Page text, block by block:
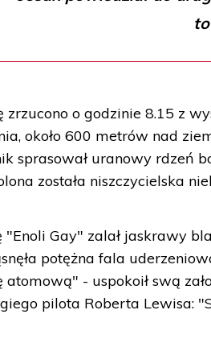
zrzucono o godzinie 8.15 z
około 600 metrów nad
sprasował uranowy rdzeń
została niszczycielska
"Enoli Gay" zalał jaskrawy
potężna fala
atomową" - uspokoił swą
pilota Roberta Lewisa: